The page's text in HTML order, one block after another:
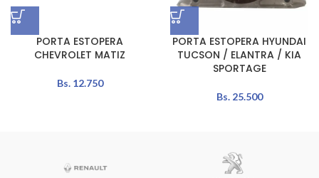
PORTA ESTOPERA
CHEVROLET MATIZ
Bs.12.750
PORTA ESTOPERA HYUNDAI
TUCSON / ELANTRA / KIA
SPORTAGE
Bs.25.500